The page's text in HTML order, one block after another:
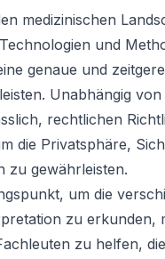
medizinischen
und
genaue und
Unabhängig
rechtlichen
die Privatsphäre,
zu gewährleisten.
um die
zu erkunden,
zu helfen,